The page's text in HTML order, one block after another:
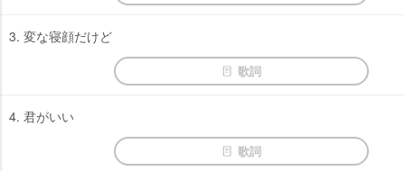
3. 変な寝顔だけど
歌詞
4. 君がいい
歌詞